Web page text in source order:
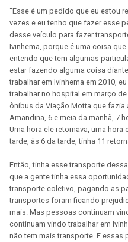
“Esse é um pedido que eu estou
vezes e eu tenho que fazer esse
desse veículo para fazer
Ivinhema, porque é uma coisa
entendo que tem algumas
estar fazendo alguma coisa
trabalhar em Ivinhema em 2010,
trabalhar no hospital em março
ônibus da Viação Motta que fazia
Amandina, 6 e meia da manhã, 7
Uma hora ele retornava, uma hora
tarde, às 6 da tarde, tinha 11
Então, tinha esse transporte
que a gente tinha essa
transporte coletivo, pagando as
transportes foram ficando
mais. Mas pessoas continuam
continuam vindo trabalhar em
não tem mais transporte. E essas